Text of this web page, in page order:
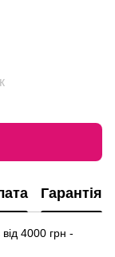
Гарантія
4000 грн -